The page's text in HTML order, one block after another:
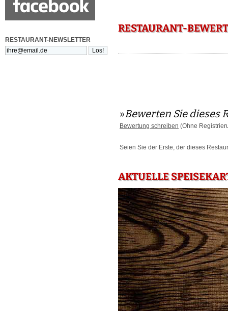
RESTAURANT-NEWSLETTER
RESTAURANT-
»Bewerten Sie dieses
Bewertung schreiben (Ohne
Seien Sie der Erste, der dieses
AKTUELLE